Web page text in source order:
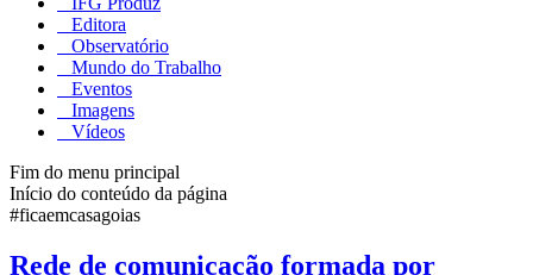
Editora
Observatório
Mundo do Trabalho
Eventos
Imagens
Vídeos
Fim do menu principal
Início do conteúdo da página
#ficaemcasagoias
Rede de comunicação formada por